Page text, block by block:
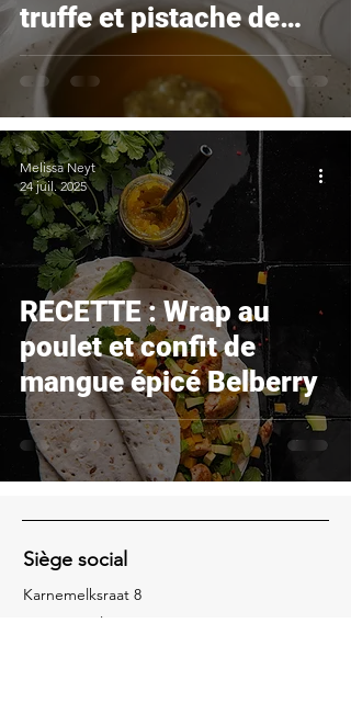
truffe et pistache de
Tartuflanghe
RECETTE : Wrap au
poulet et confit de
mangue épicé Belberry
Melissa Neyt
24 juil. 2025
Siège social
Karnemelksraat 8
BE-9060 Zelzate